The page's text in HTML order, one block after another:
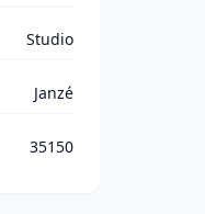
Studio
Janzé
35150